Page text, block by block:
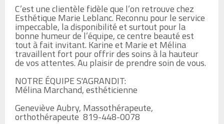
C’est une clientèle fidèle que l’on retrouve chez
Esthétique Marie Leblanc. Reconnu pour le service
impeccable, la disponibilité et surtout pour la
bonne humeur de l’équipe, ce centre beauté est
tout à fait invitant. Karine et Marie et Mélina
travaillent fort pour offrir des soins à la hauteur
de vos attentes. Au plaisir de prendre soin de vous.
NOTRE ÉQUIPE S'AGRANDIT:
Mélina Marchand, esthéticienne
Geneviève Aubry, Massothérapeute,
orthothérapeute  819-448-0078